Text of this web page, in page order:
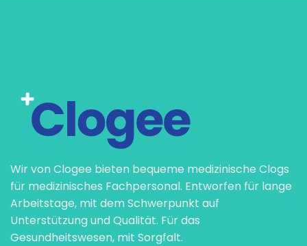
Wir von Clogee bieten bequeme medizinische Clogs
für medizinisches Fachpersonal. Entworfen für lange
Arbeitstage, mit dem Schwerpunkt auf
Unterstützung und Qualität. Für das
Gesundheitswesen, mit Sorgfalt.